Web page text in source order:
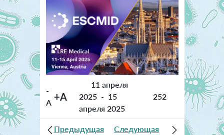
-
A +A
11 апреля
2025 - 15
апреля 2025
252
Предыдущая
Следующая